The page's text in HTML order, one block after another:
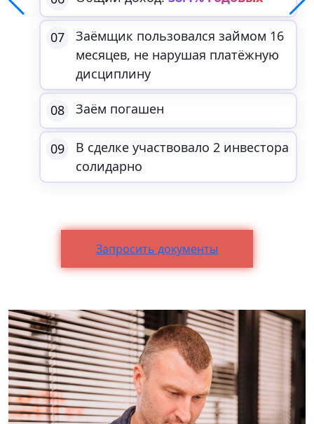
07
Заёмщик пользовался займом 16
месяцев, не нарушая платёжную
дисциплину
08 Заём погашен
09
В сделке участвовало 2 инвестора
солидарно
Запросить документы